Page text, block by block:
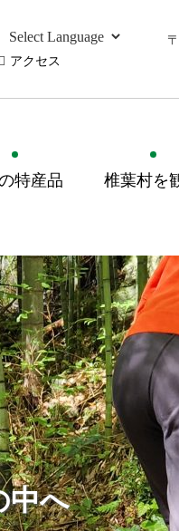
アクセス
特産品 椎葉村を
中へ